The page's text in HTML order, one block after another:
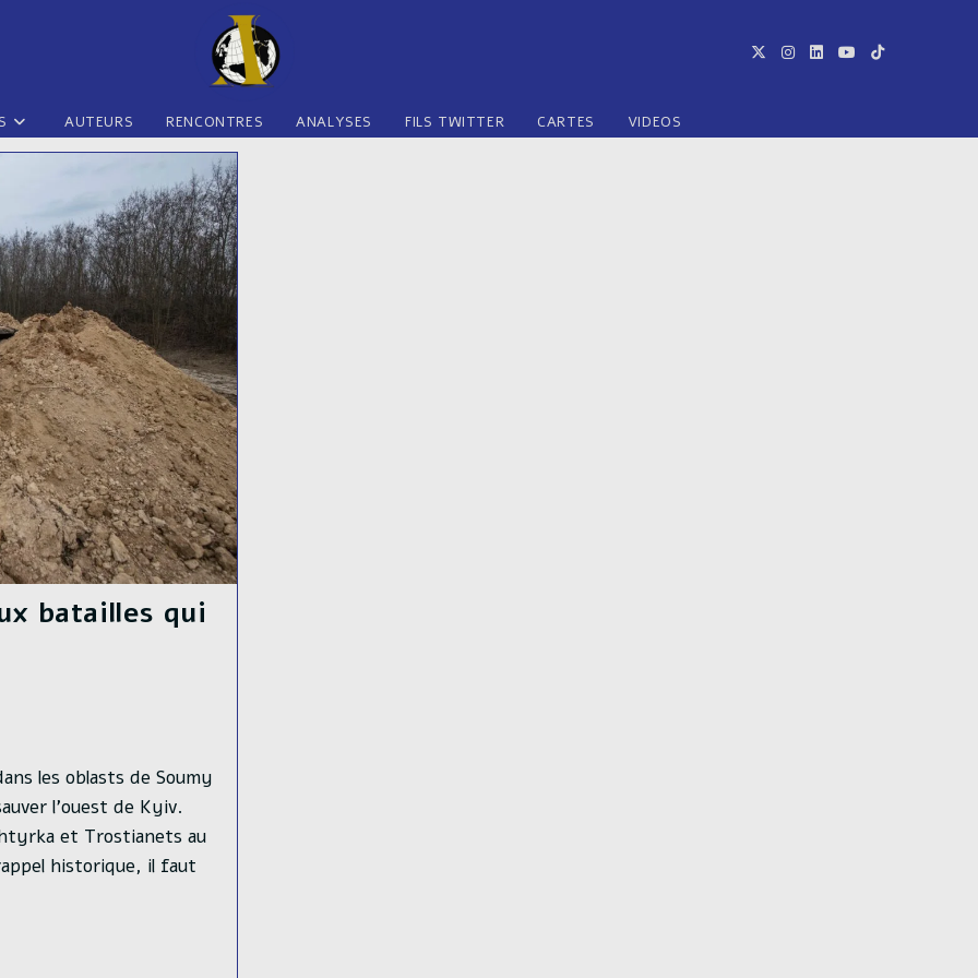
AUTEURS RENCONTRES ANALYSES FILS TWITTER CARTES VIDEOS
batailles qui
les oblasts de Soumy
l'ouest de Kyiv.
et Trostianets au
historique, il faut